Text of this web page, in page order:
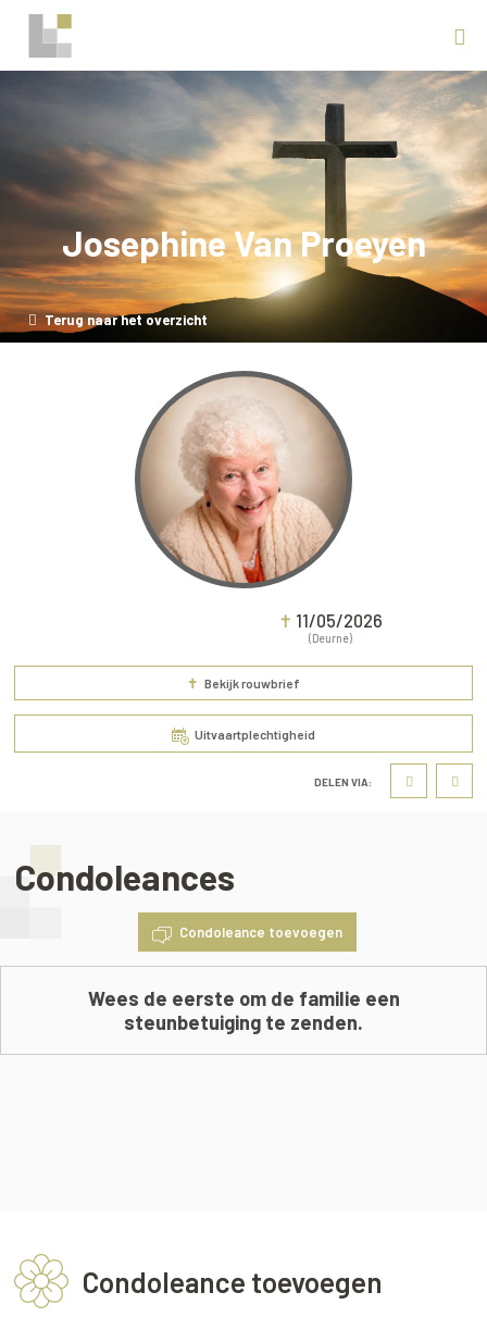
Josephine Van Proeyen
Terug naar het overzicht
✝ 11/05/2026
(Deurne)
DELEN VIA:
✝ Bekijk rouwbrief
Uitvaartplechtigheid
Condoleances
Condoleance toevoegen
Wees de eerste om de familie een
steunbetuiging te zenden.
Condoleance toevoegen